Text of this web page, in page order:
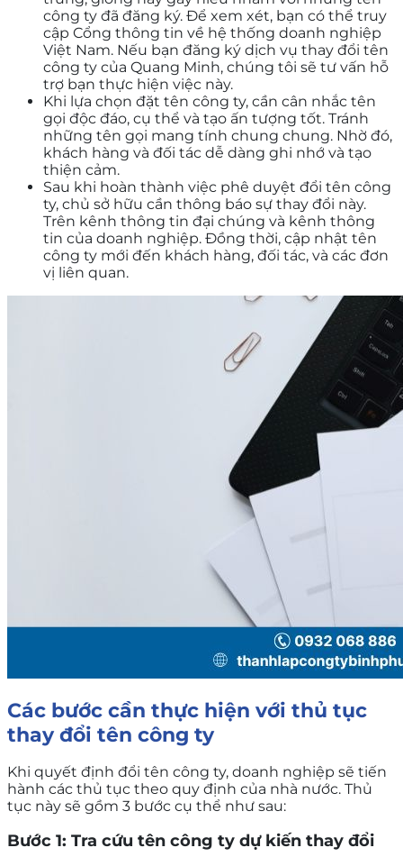
công ty đã đăng ký. Để xem xét, bạn có thể truy
cập Cổng thông tin về hệ thống doanh nghiệp
Việt Nam. Nếu bạn đăng ký dịch vụ thay đổi tên
công ty của Quang Minh, chúng tôi sẽ tư vấn hỗ
trợ bạn thực hiện việc này.
Khi lựa chọn đặt tên công ty, cần cân nhắc tên
gọi độc đáo, cụ thể và tạo ấn tượng tốt. Tránh
những tên gọi mang tính chung chung. Nhờ đó,
khách hàng và đối tác dễ dàng ghi nhớ và tạo
thiện cảm.
Sau khi hoàn thành việc phê duyệt đổi tên công
ty, chủ sở hữu cần thông báo sự thay đổi này.
Trên kênh thông tin đại chúng và kênh thông
tin của doanh nghiệp. Đồng thời, cập nhật tên
công ty mới đến khách hàng, đối tác, và các đơn
vị liên quan.
Các bước cần thực hiện với thủ tục
thay đổi tên công ty
Khi quyết định đổi tên công ty, doanh nghiệp sẽ tiến
hành các thủ tục theo quy định của nhà nước. Thủ
tục này sẽ gồm 3 bước cụ thể như sau:
Bước 1: Tra cứu tên công ty dự kiến thay đổi